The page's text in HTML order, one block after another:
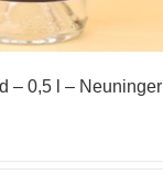
– 0,5 l – Neuninger